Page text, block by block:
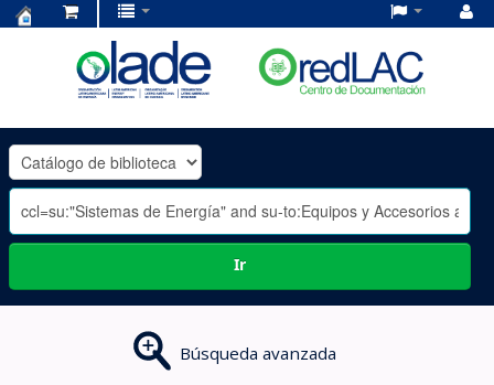
OLADE
-
Ir
Búsqueda avanzada